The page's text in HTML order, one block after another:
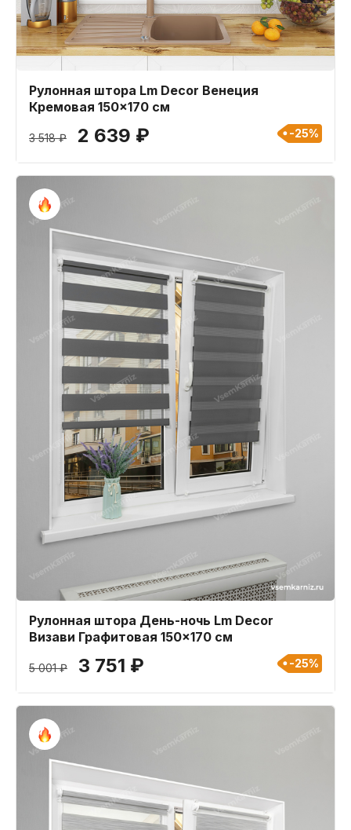
Рулонная штора Lm Decor Венеция
Кремовая 150x170 см
3 518 ₽ 2 639 ₽ -25%
Рулонная штора День-ночь Lm Decor
Визави Графитовая 150x170 см
5 001 ₽ 3 751 ₽ -25%